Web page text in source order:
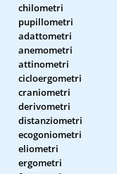
chilometri
pupillometri
adattometri
anemometri
attinometri
cicloergometri
craniometri
derivometri
distanziometri
ecogoniometri
eliometri
ergometri